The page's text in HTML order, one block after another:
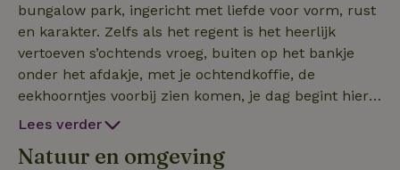
bungalow park, ingericht met liefde voor vorm, rust
en karakter. Zelfs als het regent is het heerlijk
vertoeven s’ochtends vroeg, buiten op het bankje
onder het afdakje, met je ochtendkoffie, de
eekhoorntjes voorbij zien komen, je dag begint hier
met verwondering. Authentiek, sfeervol, en liefdevol
uilenlampje en hertenkastjes. Geen standaard
Lees verder
Natuur en omgeving